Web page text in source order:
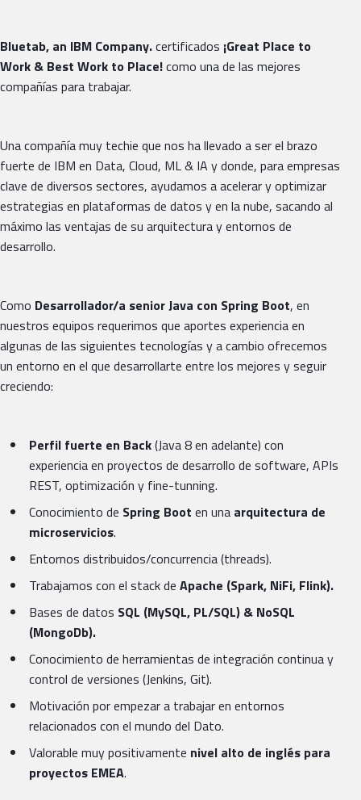
Bluetab, an IBM Company.certificados ¡Great Place to
Work & Best Work to Place!como una de las mejores
compañías para trabajar.
Una compañía muy techie que nos ha llevado a ser el brazo
fuerte de IBM en Data, Cloud, ML & IA y donde, para empresas
clave de diversos sectores, ayudamos a acelerar y optimizar
estrategias en plataformas de datos y en la nube, sacando al
máximo las ventajas de su arquitectura y entornos de
desarrollo.
Como Desarrollador/a senior Java con Spring Boot, en
nuestros equipos requerimos que aportes experiencia en
algunas de las siguientes tecnologías y a cambio ofrecemos
un entorno en el que desarrollarte entre los mejores y seguir
creciendo:
Perfil fuerte en Back(Java 8 en adelante) con
experiencia en proyectos de desarrollo de software, APIs
REST, optimización y fine-tunning.
Conocimiento de Spring Boot en una arquitectura de
microservicios.
Entornos distribuidos/concurrencia (threads).
Trabajamos con el stack de Apache (Spark, NiFi, Flink).
Bases de datos SQL (MySQL, PL/SQL) & NoSQL
(MongoDb).
Conocimiento de herramientas de integración continua y
control de versiones (Jenkins, Git).
Motivación por empezar a trabajar en entornos
relacionados con el mundo del Dato.
Valorable muy positivamente nivel alto de inglés para
proyectos EMEA.